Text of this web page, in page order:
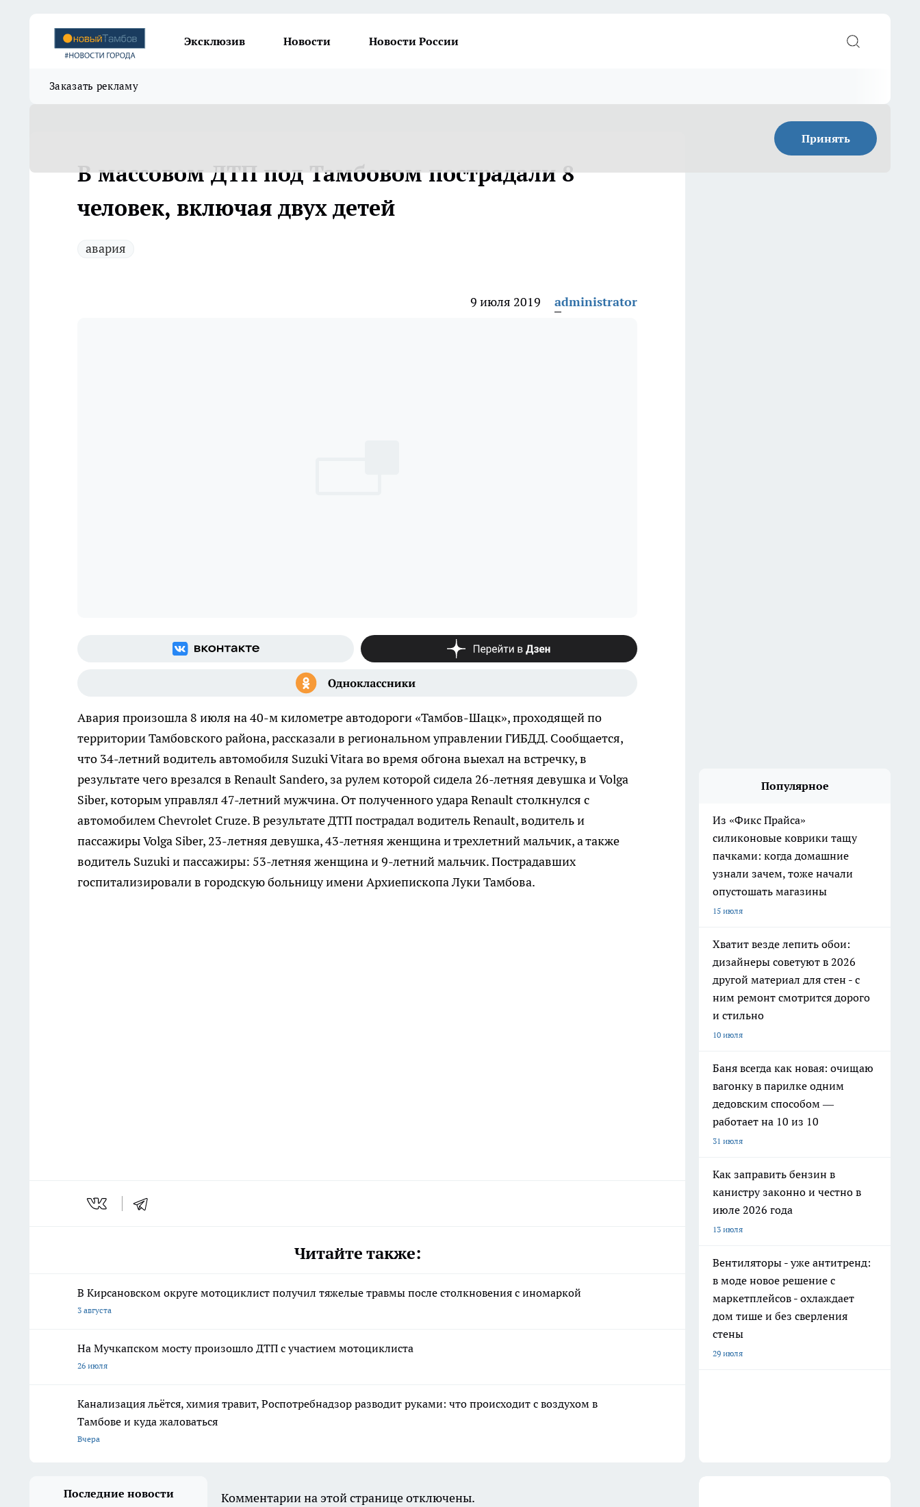
Эксклюзив Новости Новости России
Заказать рекламу
Принять
В массовом ДТП под Тамбовом пострадали 8
человек, включая двух детей
авария
9 июля 2019 administrator
Авария произошла 8 июля на 40-м километре автодороги «Тамбов-Шацк», проходящей по
территории Тамбовского района, рассказали в региональном управлении ГИБДД. Сообщается,
что 34-летний водитель автомобиля Suzuki Vitara во время обгона выехал на встречку, в
результате чего врезался в Renault Sandero, за рулем которой сидела 26-летняя девушка и Volga
Siber, которым управлял 47-летний мужчина. От полученного удара Renault столкнулся с
автомобилем Chevrolet Cruze. В результате ДТП пострадал водитель Renault, водитель и
пассажиры Volga Siber, 23-летняя девушка, 43-летняя женщина и трехлетний мальчик, а также
водитель Suzuki и пассажиры: 53-летняя женщина и 9-летний мальчик. Пострадавших
госпитализировали в городскую больницу имени Архиепископа Луки Тамбова.
Читайте также:
В Кирсановском округе мотоциклист получил тяжелые травмы после столкновения с иномаркой
3 августа
На Мучкапском мосту произошло ДТП с участием мотоциклиста
26 июля
Канализация льётся, химия травит, Роспотребнадзор разводит руками: что происходит с воздухом в
Тамбове и куда жаловаться
Вчера
Популярное
Из «Фикс Прайса»
силиконовые коврики тащу
пачками: когда домашние
узнали зачем, тоже начали
опустошать магазины
15 июля
Хватит везде лепить обои:
дизайнеры советуют в 2026
другой материал для стен - с
ним ремонт смотрится дорого
и стильно
10 июля
Баня всегда как новая: очищаю
вагонку в парилке одним
дедовским способом —
работает на 10 из 10
31 июля
Как заправить бензин в
канистру законно и честно в
июле 2026 года
13 июля
Вентиляторы - уже антитренд:
в моде новое решение с
маркетплейсов - охлаждает
дом тише и без сверления
стены
29 июля
Последние новости Комментарии на этой странице отключены.